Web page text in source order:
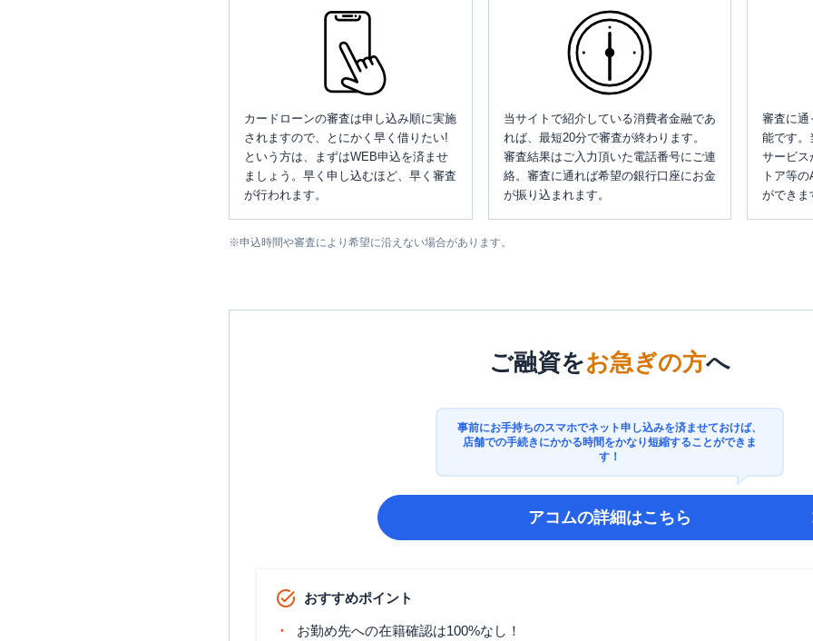
カードローンの審査は申し込み順に実施
されますので、とにかく早く借りたい!
という方は、まずはWEB申込を済ませ
ましょう。早く申し込むほど、早く審査
が行われます。
当サイトで紹介している消費者金融であ
れば、最短20分で審査が終わります。
審査結果はご入力頂いた電話番号にご連
絡。審査に通れば希望の銀行口座にお金
が振り込まれます。
審査に通
能です。
サービス
トア等
ができま
※申込時間や審査により希望に沿えない場合があります。
ご融資をお急ぎの方へ
事前にお手持ちのスマホでネット申し込みを済ませておけば、
店舗での手続きにかかる時間をかなり短縮することができま
す！
アコムの詳細はこちら
おすすめポイント
お勤め先への在籍確認は100%なし！